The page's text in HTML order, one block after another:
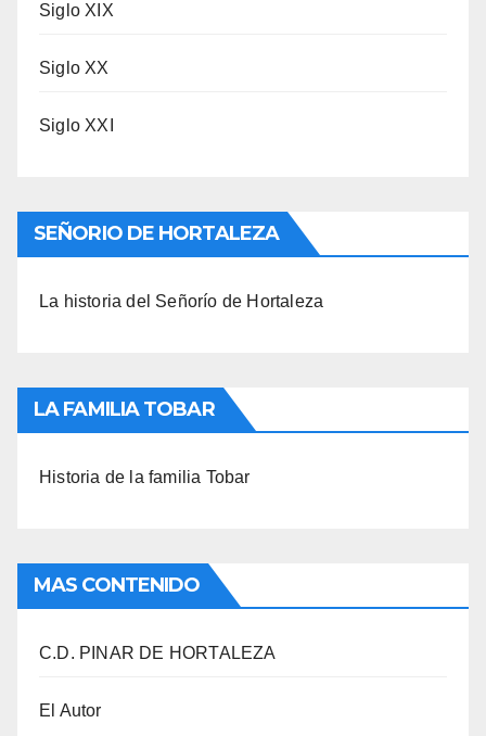
Siglo XIX
Siglo XX
Siglo XXI
SEÑORIO DE HORTALEZA
La historia del Señorío de Hortaleza
LA FAMILIA TOBAR
Historia de la familia Tobar
MAS CONTENIDO
C.D. PINAR DE HORTALEZA
El Autor